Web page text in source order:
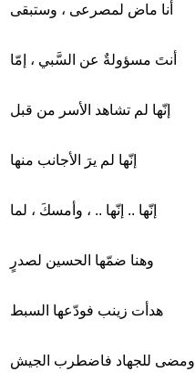
أنا ماض لمصرعى ، وستبقى
أنتَ مسؤولةٌ عن السَّبي ، إمّا
إنّها لم تشاهد الأسر من قبل
إنّها لم يرَ الأجانب منها
إنّها .. إنّها .. ، وأمسكَ ، لما
وهنا ضمّها الحسين لصدرٍ
هدأت زينب فودّعها السبط
ومضى للجهاد فاضطرب الجيش